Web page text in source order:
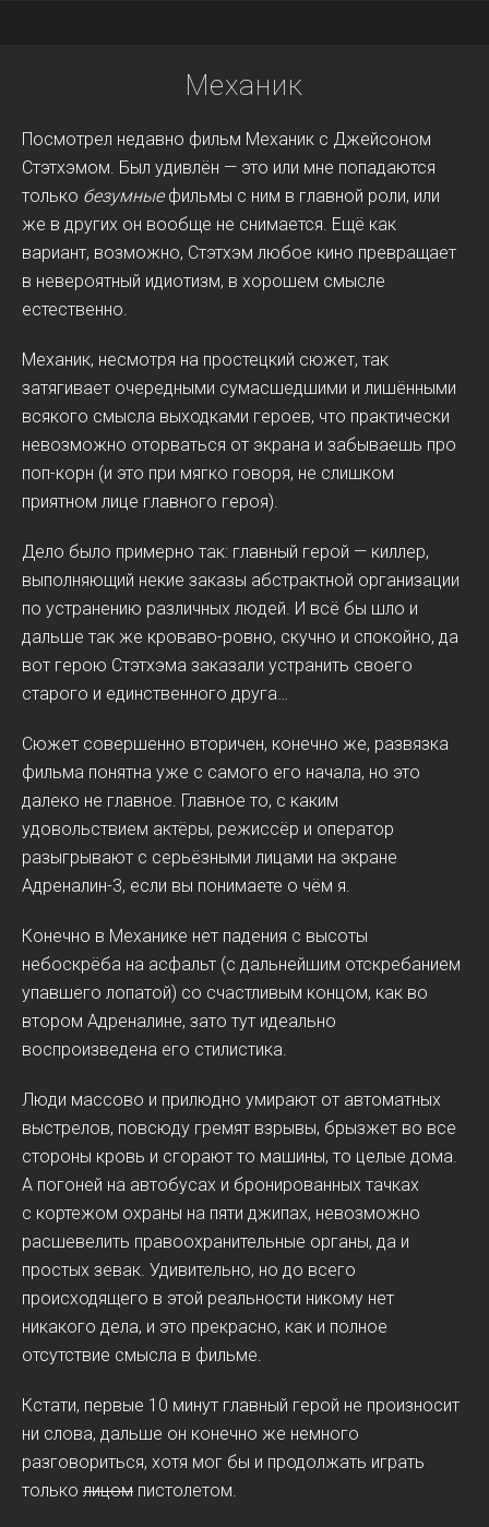
Механик
Посмотрел недавно фильм Механик с Джейсоном
Стэтхэмом. Был удивлён — это или мне попадаются
только безумныефильмы с ним в главной роли, или
же в других он вообще не снимается. Ещё как
вариант, возможно, Стэтхэм любое кино превращает
в невероятный идиотизм, в хорошем смысле
естественно.
Механик, несмотря на простецкий сюжет, так
затягивает очередными сумасшедшими и лишёнными
всякого смысла выходками героев, что практически
невозможно оторваться от экрана и забываешь про
поп-корн (и это при мягко говоря, не слишком
приятном лице главного героя).
Дело было примерно так: главный герой — киллер,
выполняющий некие заказы абстрактной организации
по устранению различных людей. И всё бы шло и
дальше так же кроваво-ровно, скучно и спокойно, да
вот герою Стэтхэма заказали устранить своего
старого и единственного друга…
Сюжет совершенно вторичен, конечно же, развязка
фильма понятна уже с самого его начала, но это
далеко не главное. Главное то, с каким
удовольствием актёры, режиссёр и оператор
разыгрывают с серьёзными лицами на экране
Адреналин-3, если вы понимаете о чём я.
Конечно в Механике нет падения с высоты
небоскрёба на асфальт (с дальнейшим отскребанием
упавшего лопатой) со счастливым концом, как во
втором Адреналине, зато тут идеально
воспроизведена его стилистика.
Люди массово и прилюдно умирают от автоматных
выстрелов, повсюду гремят взрывы, брызжет во все
стороны кровь и сгорают то машины, то целые дома.
А погоней на автобусах и бронированных тачках
с кортежом охраны на пяти джипах, невозможно
расшевелить правоохранительные органы, да и
простых зевак. Удивительно, но до всего
происходящего в этой реальности никому нет
никакого дела, и это прекрасно, как и полное
отсутствие смысла в фильме.
Кстати, первые 10 минут главный герой не произносит
ни слова, дальше он конечно же немного
разговориться, хотя мог бы и продолжать играть
только лицом пистолетом.